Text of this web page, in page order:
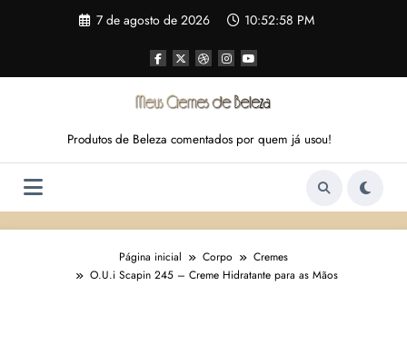
7 de agosto de 2026 10:52:59 PM
Produtos de Beleza comentados por quem já usou!
Página inicial Corpo
Cremes
O.U.i Scapin 245 – Creme Hidratante para as Mãos